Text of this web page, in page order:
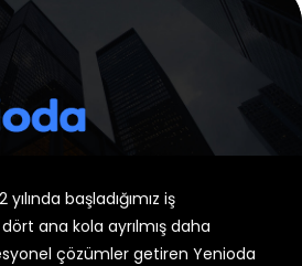
başladığımız iş
ana kola ayrılmış daha
çözümler getiren Yenioda